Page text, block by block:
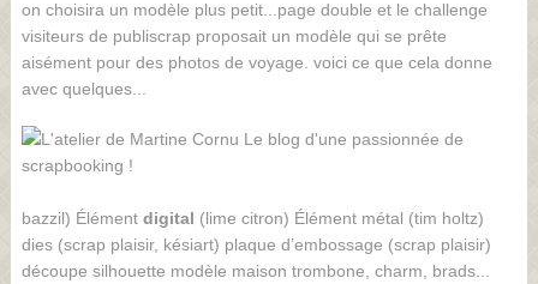
on choisira un modèle plus petit...page double et le challenge
visiteurs de publiscrap proposait un modèle qui se prête
aisément pour des photos de voyage. voici ce que cela donne
avec quelques...
bazzil) Élément digital (lime citron) Élément métal (tim holtz)
dies (scrap plaisir, késiart) plaque d’embossage (scrap plaisir)
découpe silhouette modèle maison trombone, charm, brads...